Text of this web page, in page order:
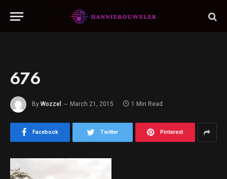
676
By Wozzel March 21, 2015 1 Min Read
Facebook Twitter Pinterest